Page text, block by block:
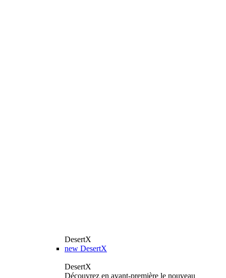
DesertX
new DesertX
DesertX
Découvrez en avant-première le nouveau